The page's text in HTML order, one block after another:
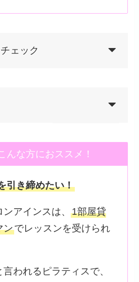
ェック
んな方におススメ！
引き締めたい！
アインスは、 1部屋貸
ンでレッスンを受けられ
われるピラティスで、